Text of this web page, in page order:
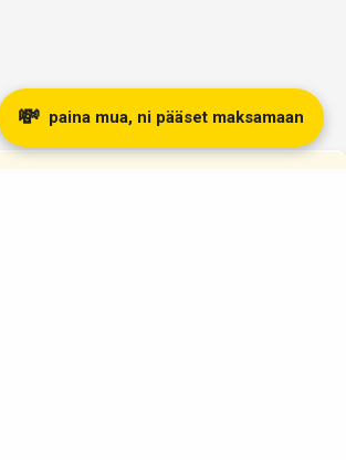
💸 paina mua, ni pääset maksamaan